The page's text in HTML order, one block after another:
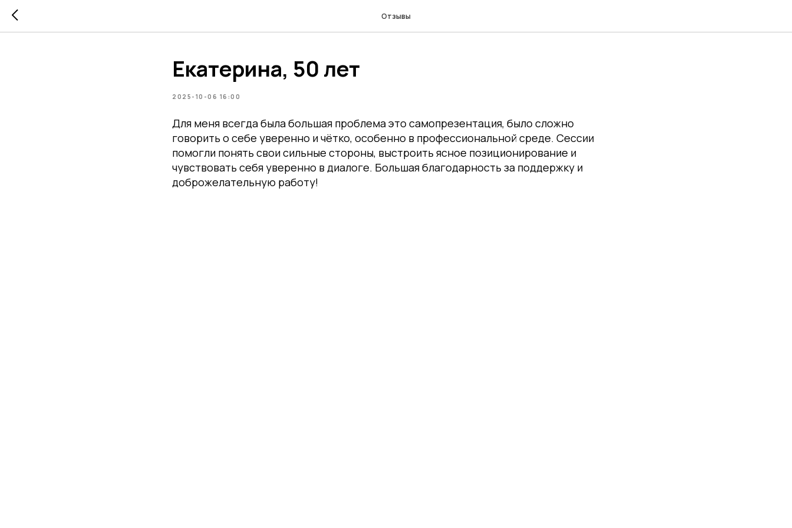
Отзывы
Екатерина, 50 лет
2025-10-06 16:00
Для меня всегда была большая проблема это самопрезентация, было сложно
говорить о себе уверенно и чётко, особенно в профессиональной среде. Сессии
помогли понять свои сильные стороны, выстроить ясное позиционирование и
чувствовать себя уверенно в диалоге. Большая благодарность за поддержку и
доброжелательную работу!